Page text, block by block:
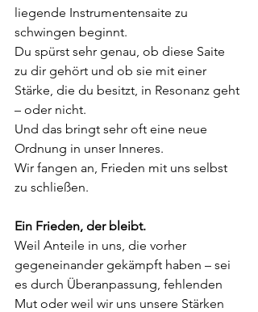
liegende Instrumentensaite zu
schwingen beginnt.
Du spürst sehr genau, ob diese Saite
zu dir gehört und ob sie mit einer
Stärke, die du besitzt, in Resonanz geht
– oder nicht.
Und das bringt sehr oft eine neue
Ordnung in unser Inneres.
Wir fangen an, Frieden mit uns selbst
zu schließen.
Ein Frieden, der bleibt.
Weil Anteile in uns, die vorher
gegeneinander gekämpft haben – sei
es durch Überanpassung, fehlenden
Mut oder weil wir uns unsere Stärken